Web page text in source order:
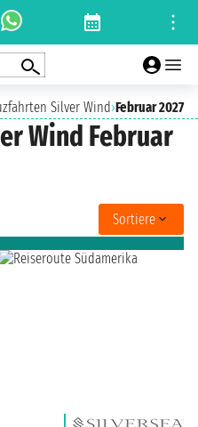
Silver Wind›Februar 2027
Wind Februar
Sortiere